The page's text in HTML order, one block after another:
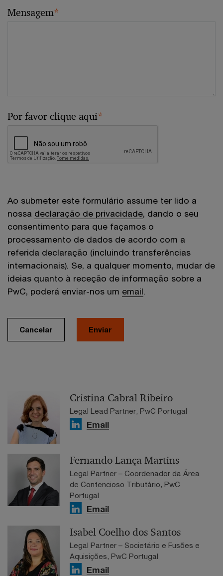
Mensagem*
Por favor clique aqui*
Ao submeter este formulário assume ter lido a
nossa declaração de privacidade, dando o seu
consentimento para que façamos o
processamento de dados de acordo com a
referida declaração (incluindo transferências
internacionais). Se, a qualquer momento, mudar de
ideias quanto à receção de informação sobre a
PwC, poderá enviar-nos um email.
Cancelar Enviar
Cristina Cabral Ribeiro
Legal Lead Partner, PwC Portugal
Email
Fernando Lança Martins
Legal Partner – Coordenador da Área
de Contencioso Tributário, PwC
Portugal
Email
Isabel Coelho dos Santos
Legal Partner – Societário e Fusões e
Aquisições, PwC Portugal
Email